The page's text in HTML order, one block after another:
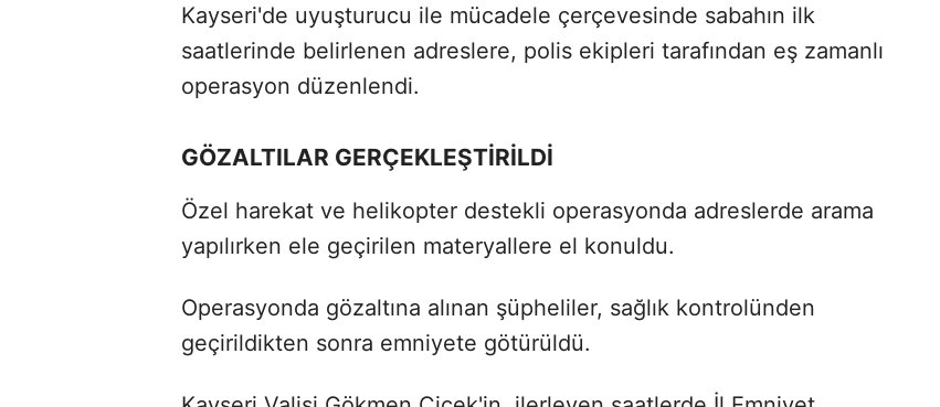
Kayseri'de uyuşturucu ile mücadele çerçevesinde sabahın ilk
saatlerinde belirlenen adreslere, polis ekipleri tarafından eş zamanlı
operasyon düzenlendi.
GÖZALTILAR GERÇEKLEŞTİRİLDİ
Özel harekat ve helikopter destekli operasyonda adreslerde arama
yapılırken ele geçirilen materyallere el konuldu.
Operasyonda gözaltına alınan şüpheliler, sağlık kontrolünden
geçirildikten sonra emniyete götürüldü.